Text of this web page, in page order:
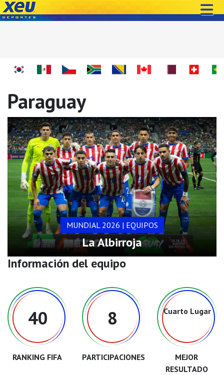
Paraguay
MUNDIAL 2026 | EQUIPOS
La Albirroja
Información del equipo
40
RANKING FIFA
8
PARTICIPACIONES
Cuarto Lugar
MEJOR
RESULTADO